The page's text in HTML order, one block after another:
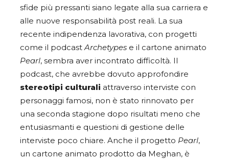
sfide più pressanti siano legate alla sua carriera e
alle nuove responsabilità post reali. La sua
recente indipendenza lavorativa, con progetti
come il podcast Archetypes e il cartone animato
Pearl, sembra aver incontrato difficoltà. Il
podcast, che avrebbe dovuto approfondire
stereotipi culturali attraverso interviste con
personaggi famosi, non è stato rinnovato per
una seconda stagione dopo risultati meno che
entusiasmanti e questioni di gestione delle
interviste poco chiare. Anche il progetto Pearl,
un cartone animato prodotto da Meghan, è